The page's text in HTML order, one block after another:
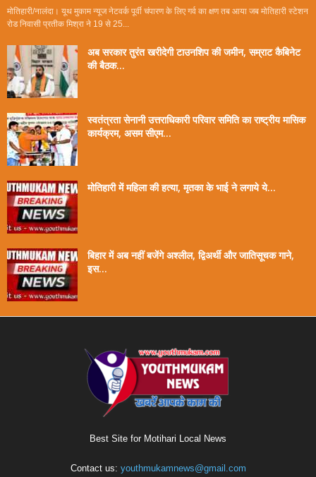
मोतिहारी/नालंदा। यूथ मुकाम न्यूज नेटवर्क पूर्वी चंपारण के लिए गर्व का क्षण तब आया जब मोतिहारी स्टेशन
रोड निवासी प्रतीक मिश्रा ने 19 से 25...
अब सरकार तुरंत खरीदेगी टाउनशिप की जमीन, सम्राट कैबिनेट
की बैठक...
स्वतंत्रता सेनानी उत्तराधिकारी परिवार समिति का राष्ट्रीय मासिक
कार्यक्रम, असम सीएम...
मोतिहारी में महिला की हत्या, मृतका के भाई ने लगाये ये...
बिहार में अब नहीं बजेंगे अश्लील, द्विअर्थी और जातिसूचक गाने,
इस...
Best Site for Motihari Local News
Contact us: youthmukamnews@gmail.com